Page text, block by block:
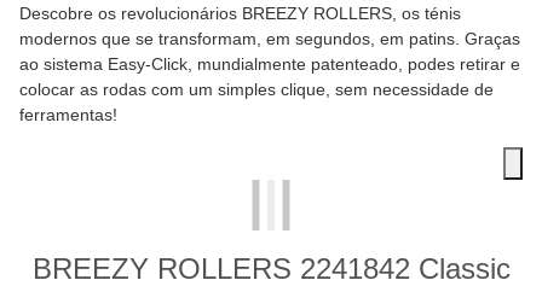
Descobre os revolucionários BREEZY ROLLERS, os ténis
modernos que se transformam, em segundos, em patins. Graças
ao sistema Easy-Click, mundialmente patenteado, podes retirar e
colocar as rodas com um simples clique, sem necessidade de
ferramentas!
BREEZY ROLLERS 2241842 Classic